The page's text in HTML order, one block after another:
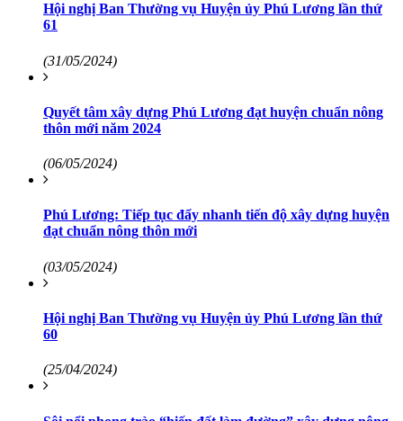
Hội nghị Ban Thường vụ Huyện ủy Phú Lương lần thứ
61
(31/05/2024)
Quyết tâm xây dựng Phú Lương đạt huyện chuẩn nông
thôn mới năm 2024
(06/05/2024)
Phú Lương: Tiếp tục đẩy nhanh tiến độ xây dựng huyện
đạt chuẩn nông thôn mới
(03/05/2024)
Hội nghị Ban Thường vụ Huyện ủy Phú Lương lần thứ
60
(25/04/2024)